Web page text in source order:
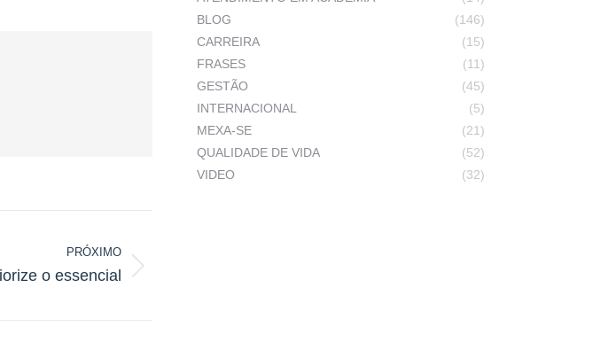
PRÓXIMO
o essencial
BLOG
(146)
CARREIRA
(15)
FRASES
(11)
GESTÃO
(45)
INTERNACIONAL
(5)
MEXA-SE
(21)
QUALIDADE DE VIDA
(52)
VIDEO
(32)